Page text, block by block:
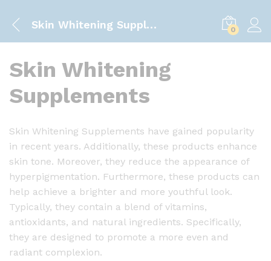
Skin Whitening Supplements 0
Skin Whitening
Supplements
Skin Whitening Supplements have gained popularity
in recent years. Additionally, these products enhance
skin tone. Moreover, they reduce the appearance of
hyperpigmentation. Furthermore, these products can
help achieve a brighter and more youthful look.
Typically, they contain a blend of vitamins,
antioxidants, and natural ingredients. Specifically,
they are designed to promote a more even and
radiant complexion.